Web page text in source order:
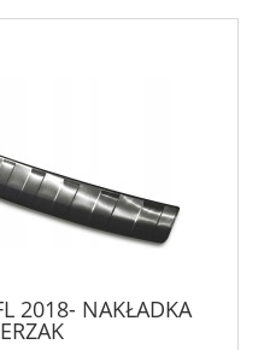
2018- NAKŁADKA